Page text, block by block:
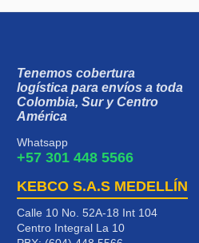
Tenemos cobertura
logística para envíos a toda
Colombia, Sur y Centro
América
Whatsapp
+57 301 448 5566
KEBCO S.A.S MEDELLÍN
Calle 10 No. 52A-18 Int 104
Centro Integral La 10